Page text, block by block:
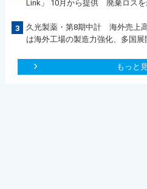
Link」 10月から提供 廃棄ロスを
3
久光製薬・第8期中計 海外売上
は海外工場の製造力強化、多国展
もっと